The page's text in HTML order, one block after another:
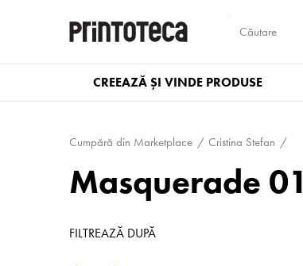
CREEAZĂ ȘI VINDE PRODUSE
Cumpără din Marketplace Cristina Stefan
Masquerade 01
FILTREAZĂ DUPĂ